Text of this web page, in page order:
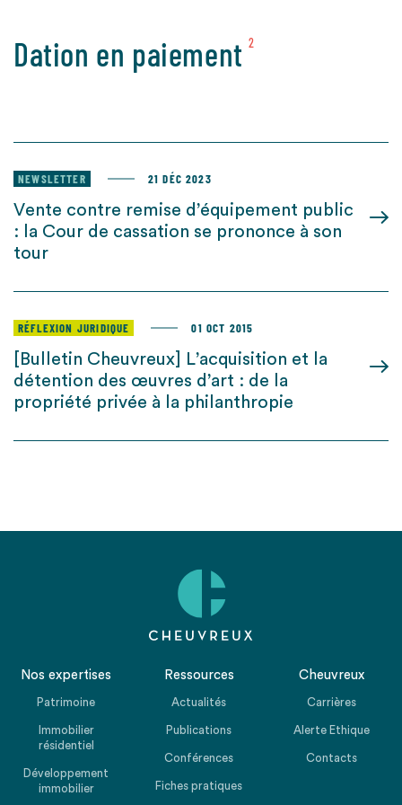
Dation en paiement 2
NEWSLETTER 21 DÉC 2023
Vente contre remise d’équipement public
: la Cour de cassation se prononce à son
tour
RÉFLEXION JURIDIQUE 01 OCT 2015
[Bulletin Cheuvreux] L’acquisition et la
détention des œuvres d’art : de la
propriété privée à la philanthropie
Nos expertises
Patrimoine
Immobilier
résidentiel
Développement
immobilier
Ressources
Actualités
Publications
Conférences
Fiches pratiques
Cheuvreux
Carrières
Alerte Ethique
Contacts